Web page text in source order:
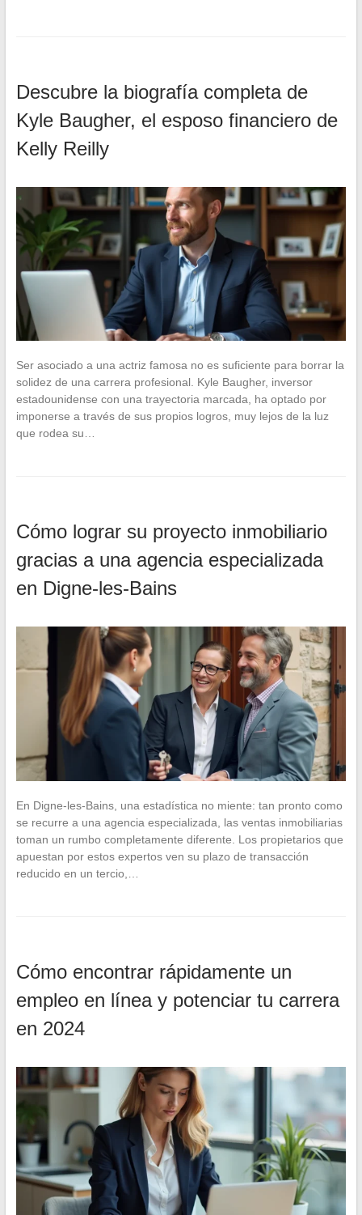
Descubre la biografía completa de
Kyle Baugher, el esposo financiero de
Kelly Reilly
Ser asociado a una actriz famosa no es suficiente para borrar la
solidez de una carrera profesional. Kyle Baugher, inversor
estadounidense con una trayectoria marcada, ha optado por
imponerse a través de sus propios logros, muy lejos de la luz
que rodea su…
Cómo lograr su proyecto inmobiliario
gracias a una agencia especializada
en Digne-les-Bains
En Digne-les-Bains, una estadística no miente: tan pronto como
se recurre a una agencia especializada, las ventas inmobiliarias
toman un rumbo completamente diferente. Los propietarios que
apuestan por estos expertos ven su plazo de transacción
reducido en un tercio,…
Cómo encontrar rápidamente un
empleo en línea y potenciar tu carrera
en 2024